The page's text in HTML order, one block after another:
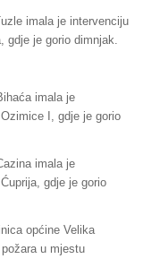
imala je intervenciju
gdje je gorio dimnjak.
imala je
I, gdje je gorio
imala je
gdje je gorio
općine Velika
u mjestu